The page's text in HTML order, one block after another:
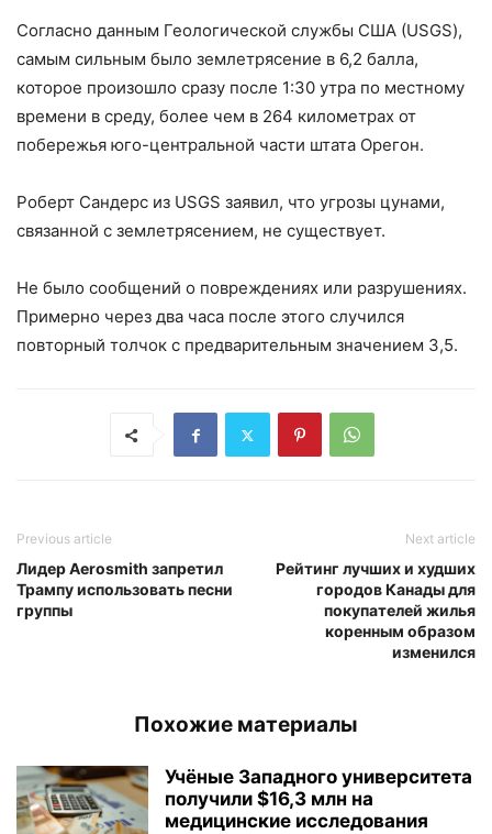
Согласно данным Геологической службы США (USGS),
самым сильным было землетрясение в 6,2 балла,
которое произошло сразу после 1:30 утра по местному
времени в среду, более чем в 264 километрах от
побережья юго-центральной части штата Орегон.
Роберт Сандерс из USGS заявил, что угрозы цунами,
связанной с землетрясением, не существует.
Не было сообщений о повреждениях или разрушениях.
Примерно через два часа после этого случился
повторный толчок с предварительным значением 3,5.
Previous article
Лидер Aerosmith запретил
Трампу использовать песни
группы
Next article
Рейтинг лучших и худших
городов Канады для
покупателей жилья
коренным образом
изменился
Похожие материалы
Учёные Западного университета
получили $16,3 млн на
медицинские исследования